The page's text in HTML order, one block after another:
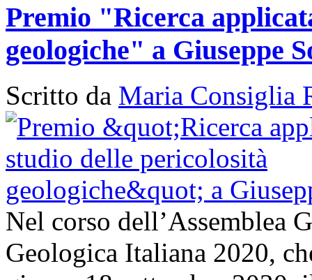
Premio "Ricerca
geologiche" a Giuseppe
Scritto da Maria Consiglia
Nel corso dell’Assemblea
Geologica Italiana 2020,